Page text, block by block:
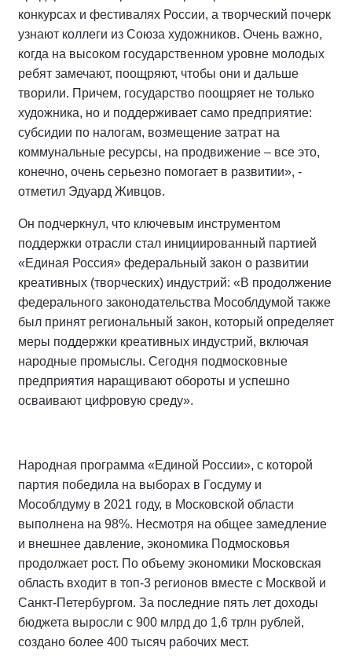
конкурсах и фестивалях России, а творческий почерк
узнают коллеги из Союза художников. Очень важно,
когда на высоком государственном уровне молодых
ребят замечают, поощряют, чтобы они и дальше
творили. Причем, государство поощряет не только
художника, но и поддерживает само предприятие:
субсидии по налогам, возмещение затрат на
коммунальные ресурсы, на продвижение – все это,
конечно, очень серьезно помогает в развитии», -
отметил Эдуард Живцов.
Он подчеркнул, что ключевым инструментом
поддержки отрасли стал инициированный партией
«Единая Россия» федеральный закон о развитии
креативных (творческих) индустрий: «В продолжение
федерального законодательства Мособлдумой также
был принят региональный закон, который определяет
меры поддержки креативных индустрий, включая
народные промыслы. Сегодня подмосковные
предприятия наращивают обороты и успешно
осваивают цифровую среду».
Народная программа «Единой России», с которой
партия победила на выборах в Госдуму и
Мособлдуму в 2021 году, в Московской области
выполнена на 98%. Несмотря на общее замедление
и внешнее давление, экономика Подмосковья
продолжает рост. По объему экономики Московская
область входит в топ-3 регионов вместе с Москвой и
Санкт-Петербургом. За последние пять лет доходы
бюджета выросли с 900 млрд до 1,6 трлн рублей,
создано более 400 тысяч рабочих мест.